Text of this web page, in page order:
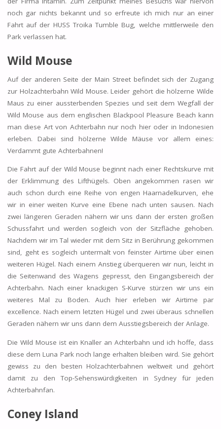
noch gar nichts bekannt und so erfreute ich mich nur an einer
Fahrt auf der HUSS Troika Tumble Bug, welche mittlerweile den
Park verlassen hat.
Wild Mouse
Auf der anderen Seite der Main Street befindet sich der Zugang
zur Holzachterbahn Wild Mouse. Leider gehört die hölzerne Wilde
Maus zu einer aussterbenden Spezies und seit dem Wegfall der
Wild Mouse aus dem englischen Blackpool Pleasure Beach kann
man diese Art von Achterbahn nur noch hier oder in Indonesien
erleben. Dabei sind hölzerne Wilde Mäuse vor allem eines:
Verdammt gute Achterbahnen!
Die Fahrt auf der Wild Mouse beginnt nach einer Rechtskurve mit
der Erklimmung des Lifthügels. Oben angekommen rasen wir
auch schon durch eine Reihe von engen Haarnadelkurven, ehe
wir in einer weiten Kurve eine Ebene nach unten sausen. Nach
zwei längeren Geraden nähern wir uns dann der ersten großen
Schussfahrt und werden sogleich von der Sitzfläche gehoben.
Nachdem wir im Tal wieder mit dem Sitz in Berührung gekommen
sind, geht es sogleich untermalt von feinster Airtime über einen
weiteren Hügel. Nach einem Anstieg überqueren wir nun, leicht in
die Seitenwand des Wagens gepresst, den Eingangsbereich der
Achterbahn. Nach einer knackigen S-Kurve stürzen wir uns ein
weiteres Mal zu Boden. Auch hier erleben wir Airtime par
excellence. Nach einem letzten Hügel und zwei überaus schnellen
Geraden nähern wir uns dann dem Ausstiegsbereich der Anlage.
Die Wild Mouse ist ein Knaller an Achterbahn und ich hoffe, dass
diese dem Luna Park noch lange erhalten bleiben wird. Sie gehört
gewiss zu den besten Holzachterbahnen weltweit und gehört
damit zu den Top-Sehenswürdigkeiten in Sydney für jeden
Achterbahnfan.
Coney Island